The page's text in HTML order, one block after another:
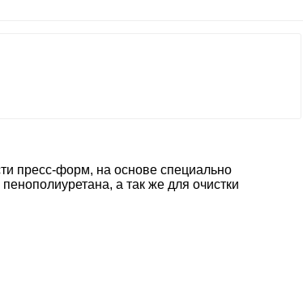
пресс-форм, на основе специально
а так же для очистки